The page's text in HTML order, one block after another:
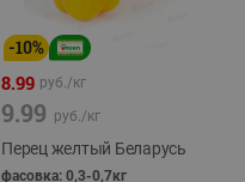
-10%
8.99 руб./кг
9.99 руб./кг
Перец желтый Беларусь
фасовка: 0,3-0,7кг